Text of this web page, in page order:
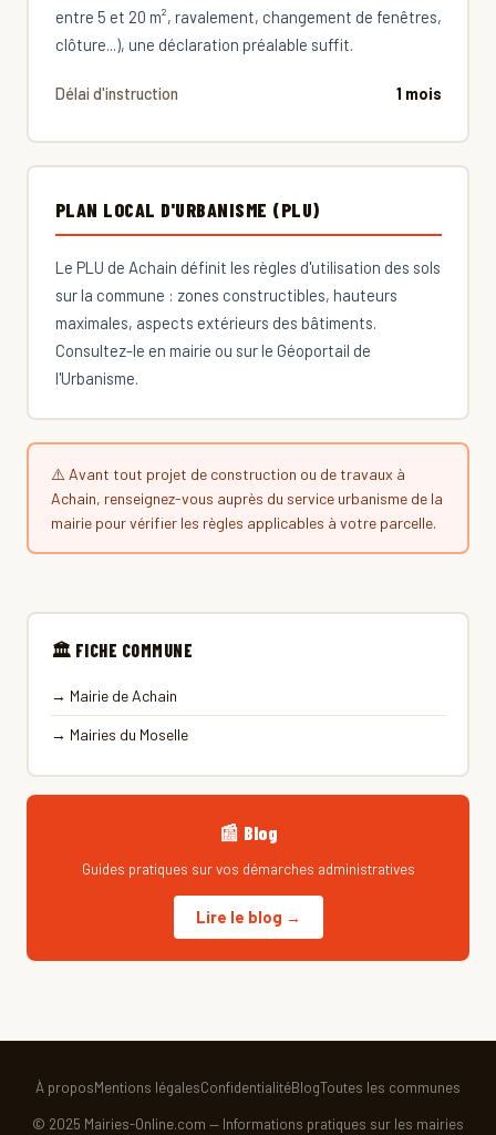
entre 5 et 20 m², ravalement, changement de fenêtres,
clôture...), une déclaration préalable suffit.
Délai d'instruction 1 mois
PLAN LOCAL D'URBANISME (PLU)
Le PLU de Achain définit les règles d'utilisation des sols
sur la commune : zones constructibles, hauteurs
maximales, aspects extérieurs des bâtiments.
Consultez-le en mairie ou sur le Géoportail de
l'Urbanisme.
⚠️ Avant tout projet de construction ou de travaux à
Achain, renseignez-vous auprès du service urbanisme de la
mairie pour vérifier les règles applicables à votre parcelle.
🏛 FICHE COMMUNE
→ Mairie de Achain
→ Mairies du Moselle
📰 Blog
Guides pratiques sur vos démarches administratives
Lire le blog →
À proposMentions légalesConfidentialitéBlogToutes les communes
© 2025 Mairies-Online.com — Informations pratiques sur les mairies